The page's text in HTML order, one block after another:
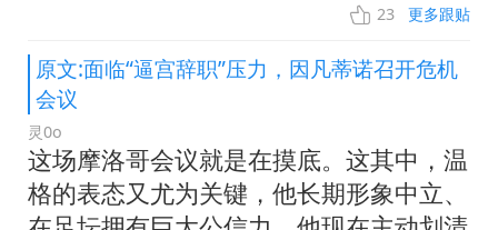
23 更多跟贴
原文:面临“逼宫辞职”压力，因凡蒂诺召开危机
会议
灵0o
这场摩洛哥会议就是在摸底。这其中，温
格的表态又尤为关键，他长期形象中立、